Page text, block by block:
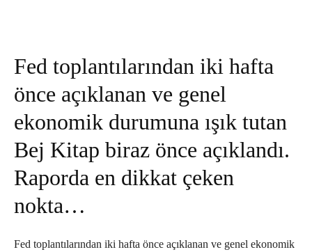
Fed toplantılarından iki hafta
önce açıklanan ve genel
ekonomik durumuna ışık tutan
Bej Kitap biraz önce açıklandı.
Raporda en dikkat çeken
nokta…
Fed toplantılarından iki hafta önce açıklanan ve genel ekonomik